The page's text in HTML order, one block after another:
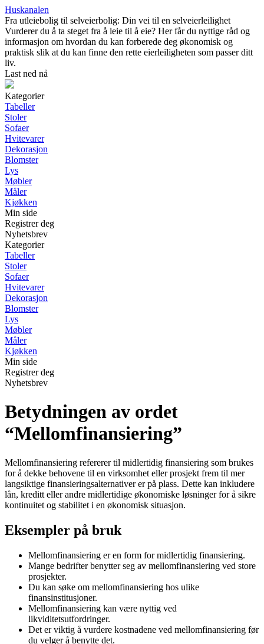
Huskanalen
Fra utleiebolig til selveierbolig: Din vei til en selveierleilighet
Vurderer du å ta steget fra å leie til å eie? Her får du nyttige råd og
informasjon om hvordan du kan forberede deg økonomisk og
praktisk slik at du kan finne den rette eierleiligheten som passer ditt
liv.
Last ned nå
Kategorier
Tabeller
Stoler
Sofaer
Hvitevarer
Dekorasjon
Blomster
Lys
Møbler
Måler
Kjøkken
Min side
Registrer deg
Nyhetsbrev
Kategorier
Tabeller
Stoler
Sofaer
Hvitevarer
Dekorasjon
Blomster
Lys
Møbler
Måler
Kjøkken
Min side
Registrer deg
Nyhetsbrev
Betydningen av ordet
“Mellomfinansiering”
Mellomfinansiering refererer til midlertidig finansiering som brukes
for å dekke behovene til en virksomhet eller prosjekt frem til mer
langsiktige finansieringsalternativer er på plass. Dette kan inkludere
lån, kreditt eller andre midlertidige økonomiske løsninger for å sikre
kontinuitet og stabilitet i en økonomisk situasjon.
Eksempler på bruk
Mellomfinansiering er en form for midlertidig finansiering.
Mange bedrifter benytter seg av mellomfinansiering ved store
prosjekter.
Du kan søke om mellomfinansiering hos ulike
finansinstitusjoner.
Mellomfinansiering kan være nyttig ved
likviditetsutfordringer.
Det er viktig å vurdere kostnadene ved mellomfinansiering før
du velger å benytte det.